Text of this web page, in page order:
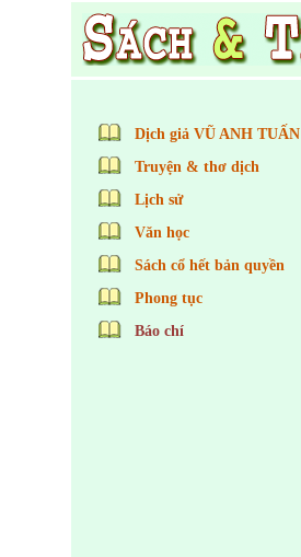
Dịch giả VŨ ANH TUẤN
Truyện & thơ dịch
Lịch sử
Văn học
Sách cổ hết bản quyền
Phong tục
Báo chí